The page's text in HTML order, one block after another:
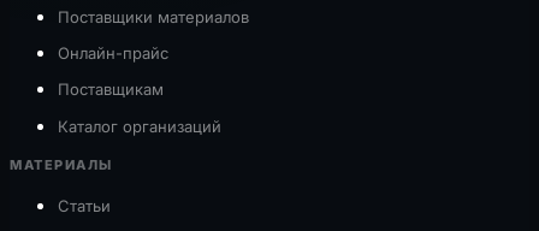
Поставщики материалов
Онлайн-прайс
Поставщикам
Каталог организаций
МАТЕРИАЛЫ
Статьи